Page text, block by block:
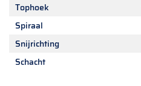
Tophoek
Spiraal
Snijrichting
Schacht